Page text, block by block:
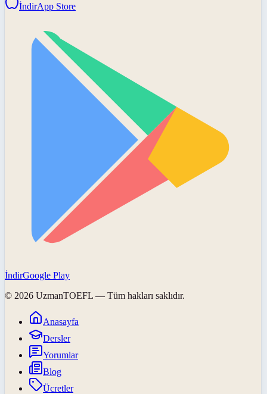
İndirApp Store
İndirGoogle Play
© 2026 UzmanTOEFL — Tüm hakları saklıdır.
Anasayfa
Dersler
Yorumlar
Blog
Ücretler